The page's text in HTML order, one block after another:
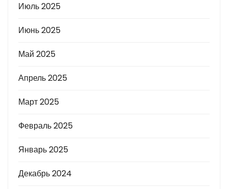
Июль 2025
Июнь 2025
Май 2025
Апрель 2025
Март 2025
Февраль 2025
Январь 2025
Декабрь 2024